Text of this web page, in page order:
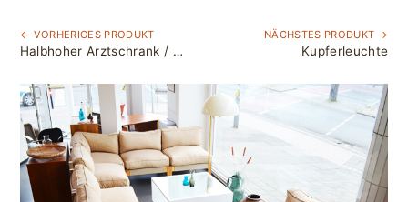
← VORHERIGES PRODUKT
Halbhoher Arztschrank / Baisch / Metall
NÄCHSTES PRODUKT →
Kupferleuchte